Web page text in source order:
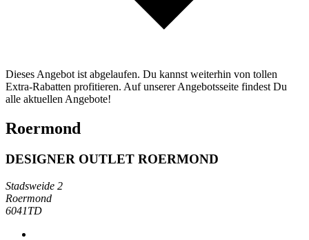
Dieses Angebot ist abgelaufen. Du kannst weiterhin von tollen
Extra-Rabatten profitieren. Auf unserer Angebotsseite findest Du
alle aktuellen Angebote!
Roermond
DESIGNER OUTLET ROERMOND
Stadsweide 2
Roermond
6041TD